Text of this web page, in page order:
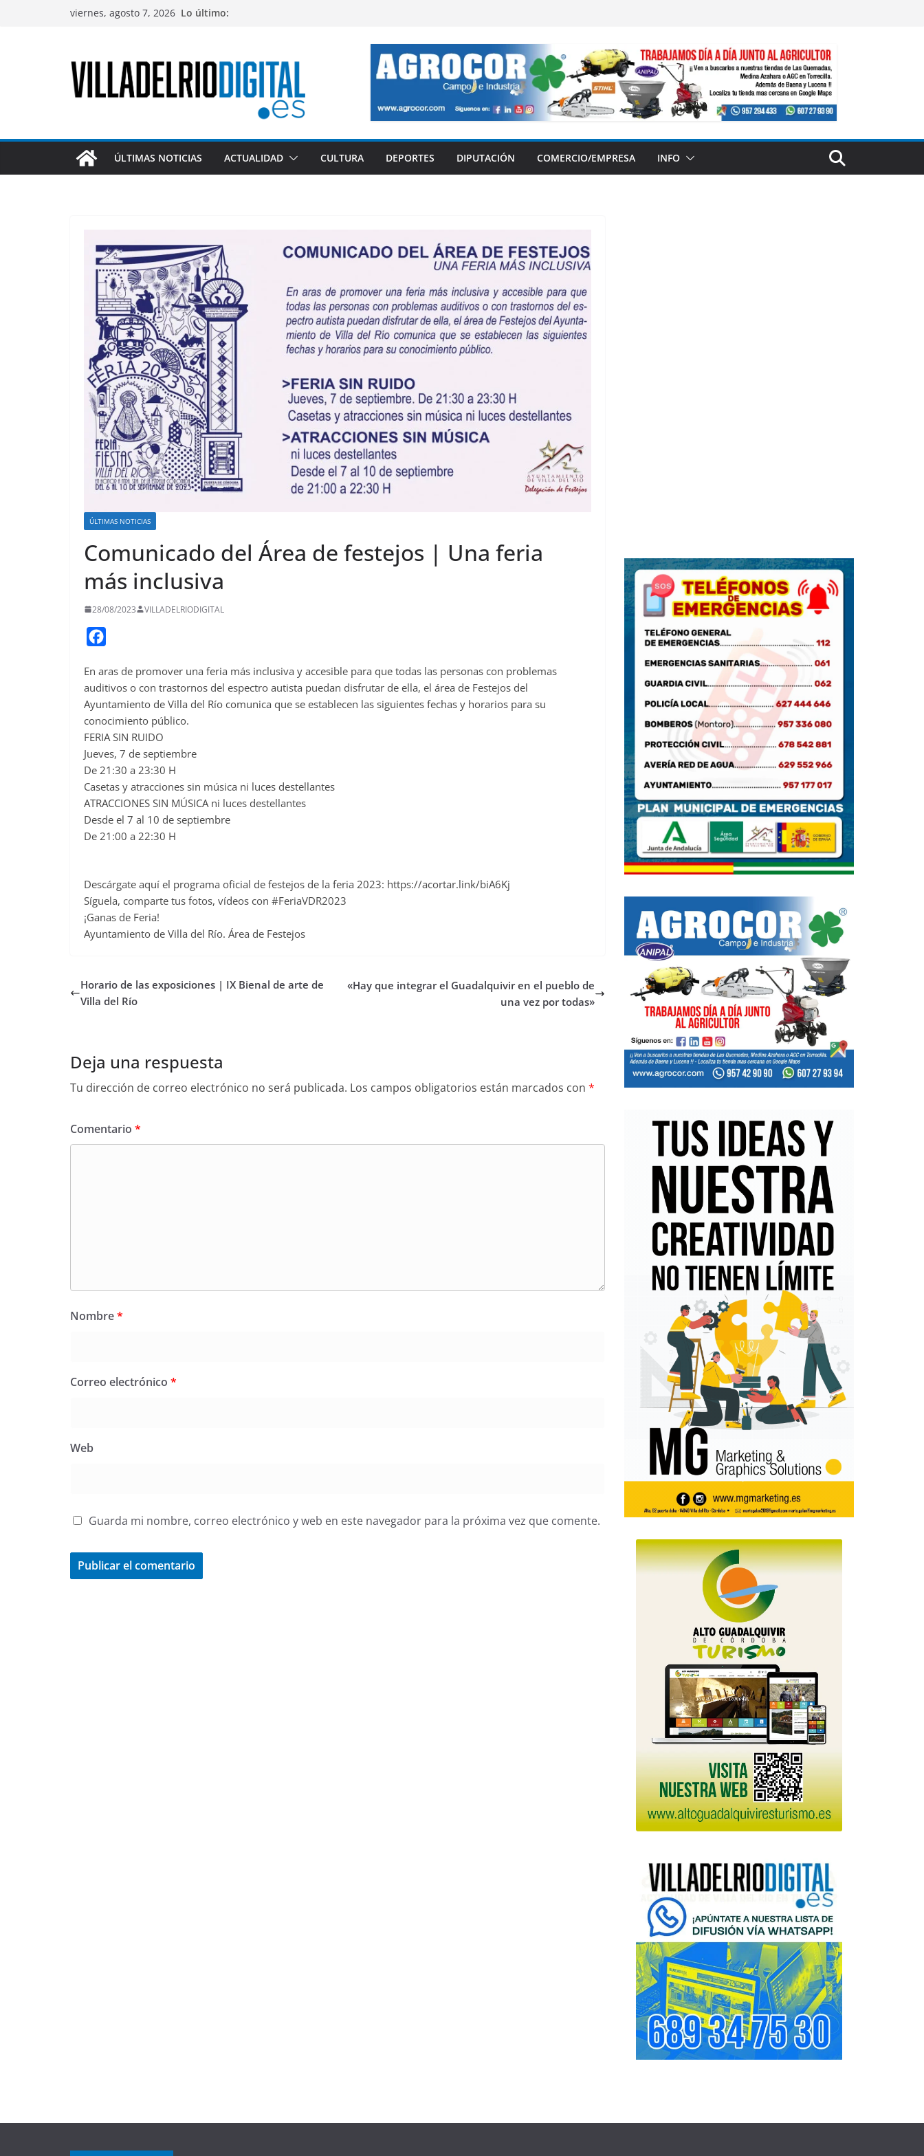
viernes, agosto 7, 2026 Lo último:
ÚLTIMAS NOTICIAS ACTUALIDAD CULTURA DEPORTES DIPUTACIÓN COMERCIO/EMPRESA INFO
ÚLTIMAS NOTICIAS
Comunicado del Área de festejos | Una feria
más inclusiva
28/08/2023 VILLADELRIODIGITAL
c
e
b
o
o
k
En aras de promover una feria más inclusiva y accesible para que todas las personas con problemas
auditivos o con trastornos del espectro autista puedan disfrutar de ella, el área de Festejos del
Ayuntamiento de Villa del Río comunica que se establecen las siguientes fechas y horarios para su
conocimiento público.
FERIA SIN RUIDO
Jueves, 7 de septiembre
De 21:30 a 23:30 H
Casetas y atracciones sin música ni luces destellantes
ATRACCIONES SIN MÚSICA ni luces destellantes
Desde el 7 al 10 de septiembre
De 21:00 a 22:30 H
Descárgate aquí el programa oficial de festejos de la feria 2023: https://acortar.link/biA6Kj
Síguela, comparte tus fotos, vídeos con #FeriaVDR2023
¡Ganas de Feria!
Ayuntamiento de Villa del Río. Área de Festejos
Horario de las exposiciones | IX Bienal de arte de
Villa del Río
«Hay que integrar el Guadalquivir en el pueblo de
una vez por todas»
Deja una respuesta
Tu dirección de correo electrónico no será publicada. Los campos obligatorios están marcados con *
Comentario *
Nombre*
Correo electrónico *
Web
Guarda mi nombre, correo electrónico y web en este navegador para la próxima vez que comente.